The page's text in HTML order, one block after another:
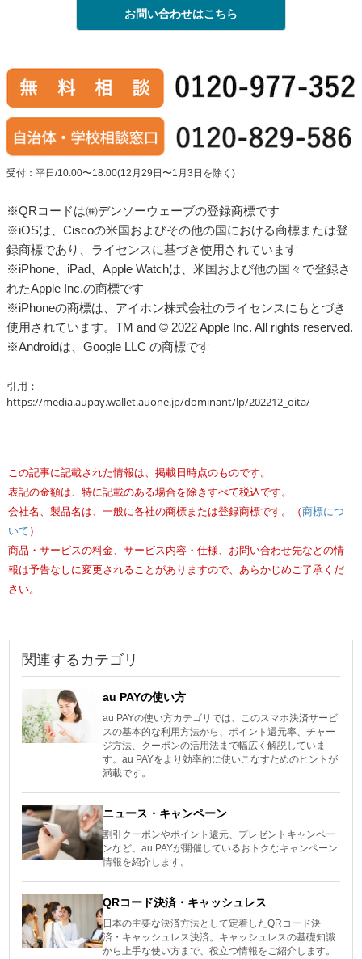
お問い合わせはこちら
受付：平日/10:00〜18:00(12月29日〜1月3日を除く)
※QRコードは㈱デンソーウェーブの登録商標です
※iOSは、Ciscoの米国およびその他の国における商標または登
録商標であり、ライセンスに基づき使用されています
※iPhone、iPad、Apple Watchは、米国および他の国々で登録さ
れたApple Inc.の商標です
※iPhoneの商標は、アイホン株式会社のライセンスにもとづき
使用されています。TM and © 2022 Apple Inc. All rights reserved.
※Androidは、Google LLC の商標です
引用：
https://media.aupay.wallet.auone.jp/dominant/lp/202212_oita/
この記事に記載された情報は、掲載日時点のものです。
表記の金額は、特に記載のある場合を除きすべて税込です。
会社名、製品名は、一般に各社の商標または登録商標です。（ 商標につ
いて ）
商品・サービスの料金、サービス内容・仕様、お問い合わせ先などの情
報は予告なしに変更されることがありますので、あらかじめご了承くだ
さい。
関連するカテゴリ
au PAYの使い方
au PAYの使い方カテゴリでは、このスマホ決済サービ
スの基本的な利用方法から、ポイント還元率、チャー
ジ方法、クーポンの活用法まで幅広く解説していま
す。au PAYをより効率的に使いこなすためのヒントが
満載です。
ニュース・キャンペーン
割引クーポンやポイント還元、プレゼントキャンペー
ンなど、au PAYが開催しているおトクなキャンペーン
情報を紹介します。
QRコード決済・キャッシュレス
日本の主要な決済方法として定着したQRコード決
済・キャッシュレス決済。キャッシュレスの基礎知識
から上手な使い方まで、役立つ情報をご紹介します。